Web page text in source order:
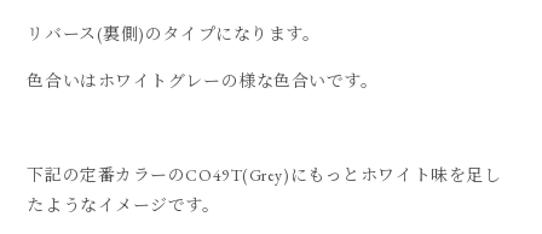
リバース(裏側)のタイプになります。
色合いはホワイトグレーの様な色合いです。
下記の定番カラーのCO49T(Grey)にもっとホワイト味を足し
たようなイメージです。